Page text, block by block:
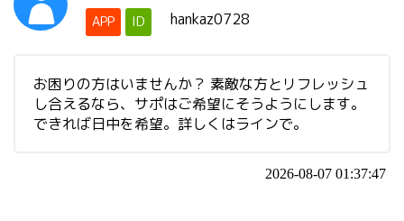
APP ID hankaz0728
お困りの方はいませんか？ 素敵な方とリフレッシュ
し合えるなら、サポはご希望にそうようにします。
できれば日中を希望。詳しくはラインで。
2026-08-07 01:37:47